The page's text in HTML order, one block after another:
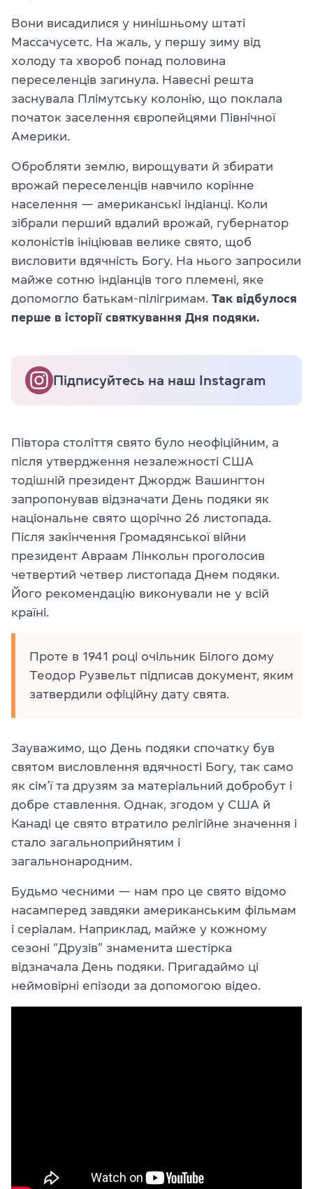
Вони висадилися у нинішньому штаті
Массачусетс. На жаль, у першу зиму від
холоду та хвороб понад половина
переселенців загинула. Навесні решта
заснувала Плімутську колонію, що поклала
початок заселення європейцями Північної
Америки.
Обробляти землю, вирощувати й збирати
врожай переселенців навчило корінне
населення — американські індіанці. Коли
зібрали перший вдалий врожай, губернатор
колоністів ініціював велике свято, щоб
висловити вдячність Богу. На нього запросили
майже сотню індіанців того племені, яке
допомогло батькам-пілігримам. Так відбулося
перше в історії святкування Дня подяки.
Підписуйтесь на наш Instagram
Півтора століття свято було неофіційним, а
після утвердження незалежності США
тодішній президент Джордж Вашингтон
запропонував відзначати День подяки як
національне свято щорічно 26 листопада.
Після закінчення Громадянської війни
президент Авраам Лінкольн проголосив
четвертий четвер листопада Днем подяки.
Його рекомендацію виконували не у всій
країні.
Проте в 1941 році очільник Білого дому
Теодор Рузвельт підписав документ, яким
затвердили офіційну дату свята.
Зауважимо, що День подяки спочатку був
святом висловлення вдячності Богу, так само
як сім’ї та друзям за матеріальний добробут і
добре ставлення. Однак, згодом у США й
Канаді це свято втратило релігійне значення і
стало загальноприйнятим і
загальнонародним.
Будьмо чесними — нам про це свято відомо
насамперед завдяки американським фільмам
і серіалам. Наприклад, майже у кожному
сезоні “Друзів” знаменита шестірка
відзначала День подяки. Пригадаймо ці
неймовірні епізоди за допомогою відео.